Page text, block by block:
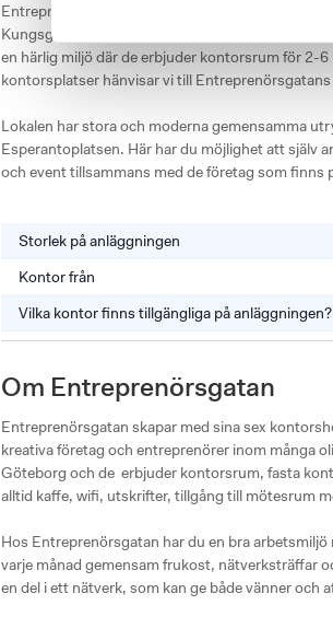
Entreprenörsgatan Kungsgatan 4 är ett kreativt
Kungsgatans finaste fastigheter, mitt i centrala
en härlig miljö där de erbjuder kontorsrum för 2-
kontorsplatser hänvisar vi till
Lokalen har stora och moderna gemensamma
Esperantoplatsen. Här har du möjlighet att själv
och event tillsammans med de företag som finns
Storlek på anläggningen
Kontor från
Vilka kontor finns tillgängliga på anläggningen?
Om Entreprenörsgatan
Entreprenörsgatan skapar med sina sex
kreativa företag och entreprenörer inom många
Göteborg och de  erbjuder kontorsrum, fasta
alltid kaffe, wifi, utskrifter, tillgång till mötesrum
Hos Entreprenörsgatan har du en bra
varje månad gemensam frukost, nätverksträffar
en del i ett nätverk, som kan ge både vänner och